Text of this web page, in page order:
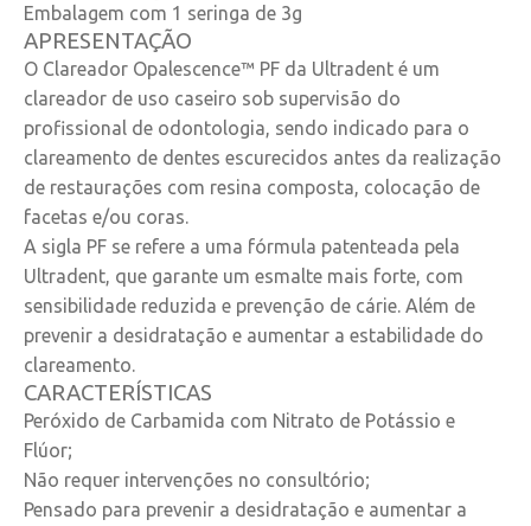
Embalagem com 1 seringa de 3g
APRESENTAÇÃO
O Clareador Opalescence™ PF da Ultradent é um
clareador de uso caseiro sob supervisão do
profissional de odontologia, sendo indicado para o
clareamento de dentes escurecidos antes da realização
de restaurações com resina composta, colocação de
facetas e/ou coras.
A sigla PF se refere a uma fórmula patenteada pela
Ultradent, que garante um esmalte mais forte, com
sensibilidade reduzida e prevenção de cárie. Além de
prevenir a desidratação e aumentar a estabilidade do
clareamento.
CARACTERÍSTICAS
Peróxido de Carbamida com Nitrato de Potássio e
Flúor;
Não requer intervenções no consultório;
Pensado para prevenir a desidratação e aumentar a